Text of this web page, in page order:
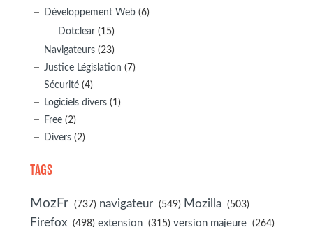
Développement Web (6)
Dotclear (15)
Navigateurs (23)
Justice Législation (7)
Sécurité (4)
Logiciels divers (1)
Free (2)
Divers (2)
TAGS
MozFr (737) navigateur (549) Mozilla (503)
Firefox (498) extension (315) version majeure (264)